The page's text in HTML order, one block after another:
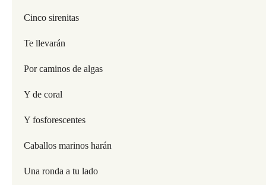
Cinco sirenitas
Te llevarán
Por caminos de algas
Y de coral
Y fosforescentes
Caballos marinos harán
Una ronda a tu lado